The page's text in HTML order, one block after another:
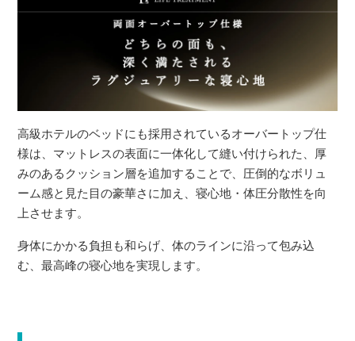
高級ホテルのベッドにも採用されているオーバートップ仕
様は、マットレスの表面に一体化して縫い付けられた、厚
みのあるクッション層を追加することで、圧倒的なボリュ
ーム感と見た目の豪華さに加え、寝心地・体圧分散性を向
上させます。
身体にかかる負担も和らげ、体のラインに沿って包み込
む、最高峰の寝心地を実現します。